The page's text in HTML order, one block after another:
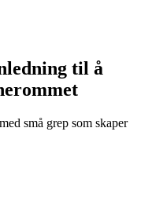
til å
små grep som skaper